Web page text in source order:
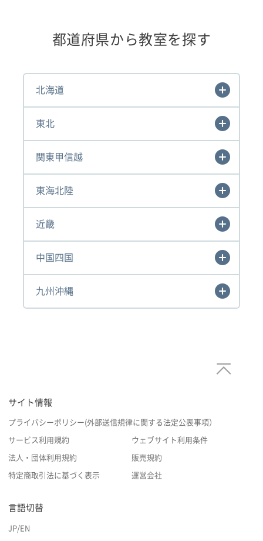
都道府県から教室を探す
北海道
東北
関東甲信越
東海北陸
近畿
中国四国
九州沖縄
サイト情報
プライバシーポリシー(外部送信規律に関する法定公表事項）
サービス利用規約 ウェブサイト利用条件
法人・団体利用規約 販売規約
特定商取引法に基づく表示 運営会社
言語切替
JP/EN